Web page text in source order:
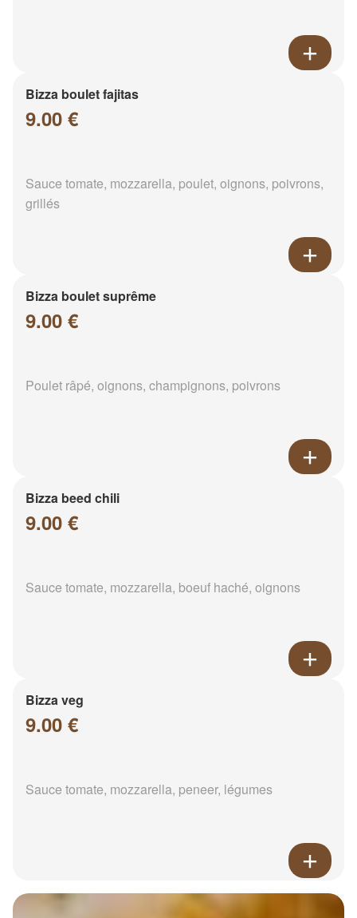
Bizza boulet fajitas
9.00 €
Sauce tomate, mozzarella, poulet, oignons, poivrons,
grillés
Bizza boulet suprême
9.00 €
Poulet râpé, oignons, champignons, poivrons
Bizza beed chili
9.00 €
Sauce tomate, mozzarella, boeuf haché, oignons
Bizza veg
9.00 €
Sauce tomate, mozzarella, peneer, légumes